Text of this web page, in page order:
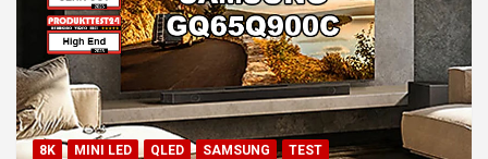
8K MINI LED QLED SAMSUNG TEST